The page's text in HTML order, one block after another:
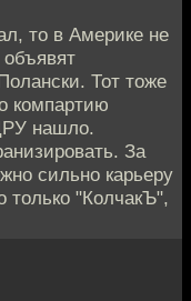
то в Америке не
Тот тоже
компартию
нашло.
За
сильно карьеру
только "КолчакЪ",